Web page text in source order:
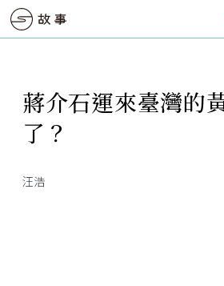
蔣介石運來臺灣的
了？
汪浩